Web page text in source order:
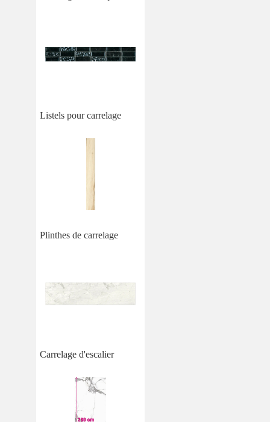
Listels pour carrelage
Plinthes de carrelage
Carrelage d'escalier